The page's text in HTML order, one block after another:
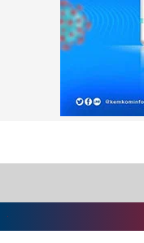
Copyright ©2026